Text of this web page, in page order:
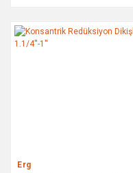
Erg